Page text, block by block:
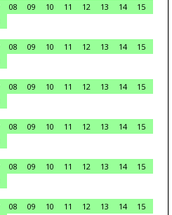
08 09 10 11 12 13 14
15
08 09 10 11 12 13 14
15
08 09 10 11 12 13 14
15
08 09 10 11 12 13 14
15
08 09 10 11 12 13 14
15
08 09 10 11 12 13 14
15